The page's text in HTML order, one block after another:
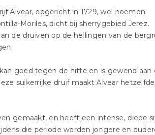
Alvear, opgericht in 1729, wel noemen.
Moriles, dicht bij sherrygebied Jerez.
de druiven op de hellingen van de
goed tegen de hitte en is gewend aan
suikerrijke druif maakt Alvear
gemaakt, en heeft een intense, diepe
die periode worden jongere en